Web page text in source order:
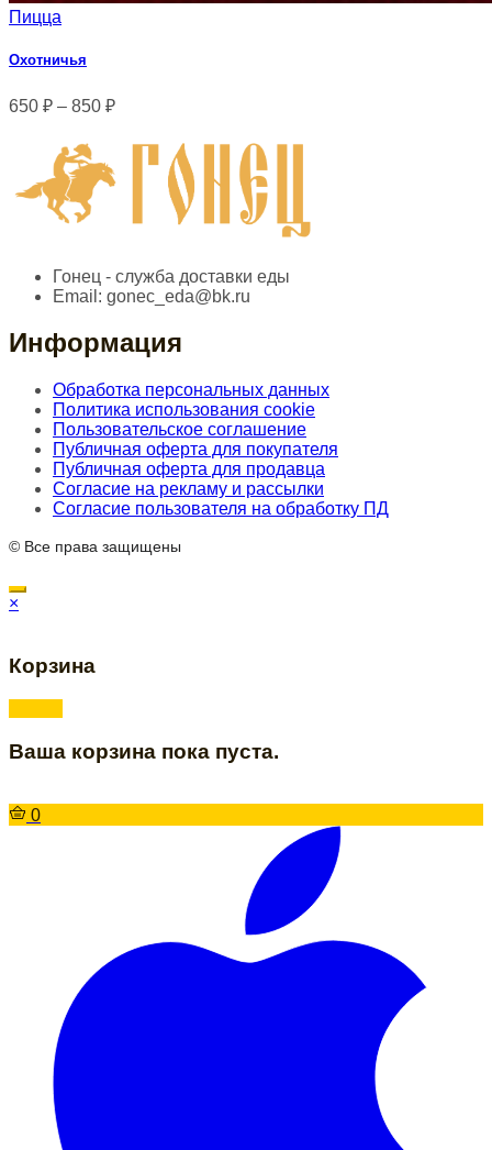
Пицца
Охотничья
650 ₽ – 850 ₽
Гонец - служба доставки еды
Email: gonec_eda@bk.ru
Информация
Обработка персональных данных
Политика использования cookie
Пользовательское соглашение
Публичная оферта для покупателя
Публичная оферта для продавца
Согласие на рекламу и рассылки
Согласие пользователя на обработку ПД
© Все права защищены
×
Корзина
Ваша корзина пока пуста.
0